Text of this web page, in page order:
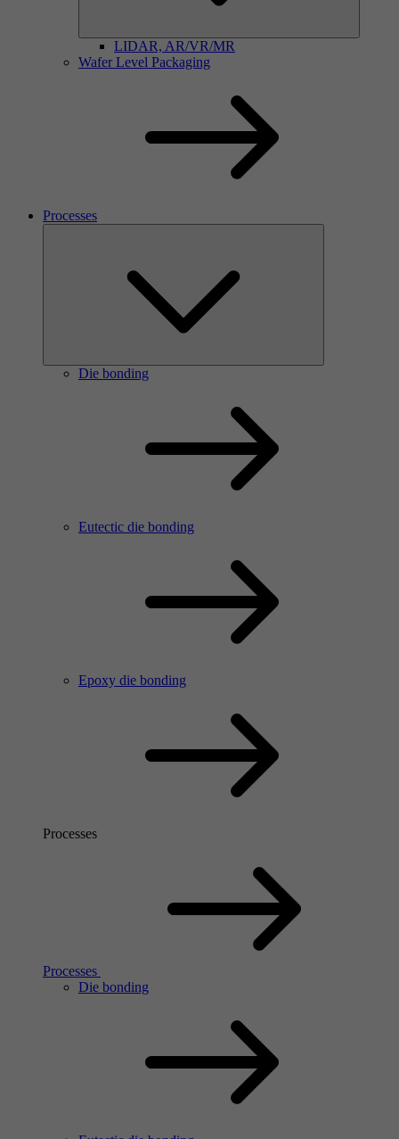
LIDAR, AR/VR/MR
Wafer Level Packaging
Processes
Die bonding
Eutectic die bonding
Epoxy die bonding
Processes
Processes
Die bonding